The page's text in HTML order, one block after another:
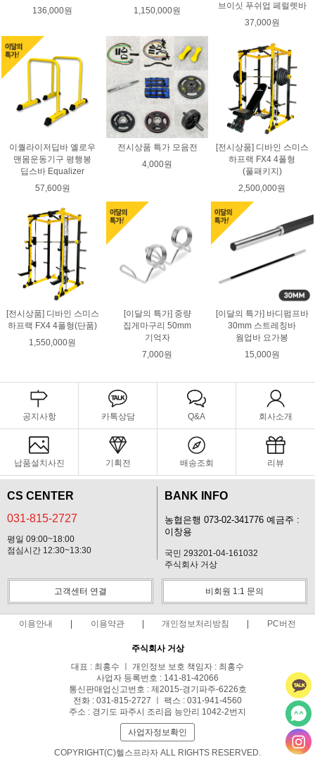
136,000원
1,150,000원
브이싯 푸쉬업 페럴렛바
37,000원
이퀄라이저딥바 옐로우
맨몸운동기구 평행봉
딥스바 Equalizer
57,600원
전시상품 특가 모음전
4,000원
[전시상품] 디바인 스미스
하프랙 FX4 4폴형
(풀패키지)
2,500,000원
[전시상품] 디바인 스미스
하프랙 FX4 4폴형(단품)
1,550,000원
[이달의 특가] 중량
집게마구리 50mm
기억자
7,000원
[이달의 특가] 바디펌프바
30mm 스트레칭바
웜업바 요가봉
15,000원
공지사항 카톡상담 Q&A 회사소개
납품설치사진 기획전 배송조회 리뷰
CS CENTER
031-815-2727
평일 09:00~18:00
점심시간 12:30~13:30
BANK INFO
농협은행 073-02-341776 예금주 :
이창용
국민 293201-04-161032
주식회사 거상
고객센터 연결 비회원 1:1 문의
이용안내 이용약관 개인정보처리방침 PC버전
주식회사 거상
대표 : 최홍수 ㅣ 개인정보 보호 책임자 : 최홍수
사업자 등록번호 : 141-81-42066
통신판매업신고번호 : 제2015-경기파주-6226호
전화 : 031-815-2727 ㅣ 팩스 : 031-941-4560
주소 : 경기도 파주시 조리읍 능안리 1042-2번지
사업자정보확인
COPYRIGHT(C)헬스프라자 ALL RIGHTS RESERVED.